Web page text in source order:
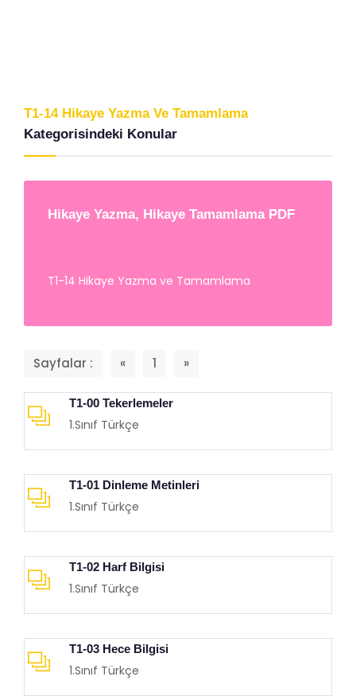
T1-14 Hikaye Yazma Ve Tamamlama
Kategorisindeki Konular
Hikaye Yazma, Hikaye Tamamlama PDF
T1-14 Hikaye Yazma ve Tamamlama
Sayfalar : « 1 »
T1-00 Tekerlemeler
1.Sınıf Türkçe
T1-01 Dinleme Metinleri
1.Sınıf Türkçe
T1-02 Harf Bilgisi
1.Sınıf Türkçe
T1-03 Hece Bilgisi
1.Sınıf Türkçe